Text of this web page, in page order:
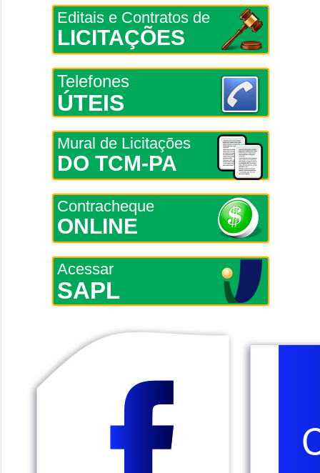
Editais e Contratos de
LICITAÇÕES
Telefones
ÚTEIS
Mural de Licitações
DO TCM-PA
Contracheque
ONLINE
Acessar
SAPL